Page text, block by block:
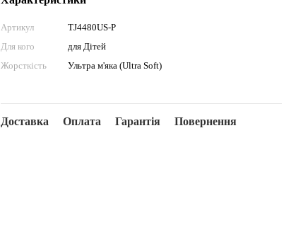
Артикул
TJ4480US-P
Для кого
для Дітей
Жорсткість
Ультра м'яка (Ultra Soft)
Доставка Оплата Гарантія Повернення